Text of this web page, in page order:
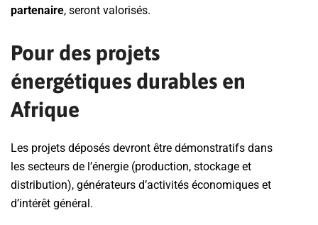
partenaire, seront valorisés.
Pour des projets
énergétiques durables en
Afrique
Les projets déposés devront être démonstratifs dans
les secteurs de l’énergie (production, stockage et
distribution), générateurs d’activités économiques et
d’intérêt général.